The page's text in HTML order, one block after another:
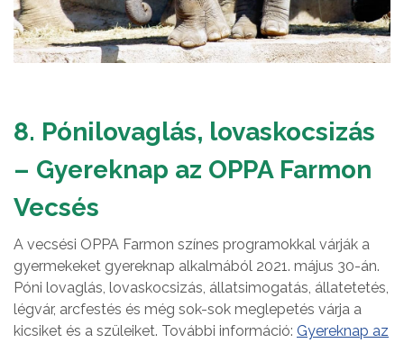
8. Pónilovaglás, lovaskocsizás
– Gyereknap az OPPA Farmon
Vecsés
A vecsési OPPA Farmon színes programokkal várják a
gyermekeket gyereknap alkalmából 2021. május 30-án.
Póni lovaglás, lovaskocsizás, állatsimogatás, állatetetés,
légvár, arcfestés és még sok-sok meglepetés várja a
kicsiket és a szüleiket. További információ: Gyereknap az